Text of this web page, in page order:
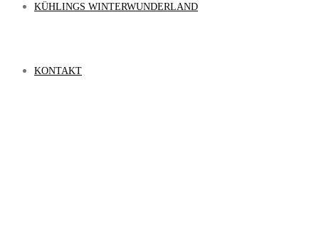
KÜHLINGS WINTERWUNDERLAND
KONTAKT